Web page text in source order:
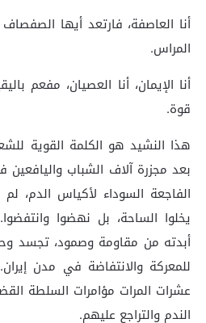
أنا العاصفة، فارتعد أيها
المراس.
أنا الإيمان، أنا العصيان، مفعم
قوة.
هذا النشيد هو الكلمة القوية
بعد مجزرة آلاف الشباب واليافعين
الفاجعة السوداء لأكياس الدم،
يخلوا الساحة، بل نهضوا
أبدته من مقاومة وصمود، تجسد
للمعركة والانتفاضة في مدن
عشرات المرات مؤامرات السلطة
الندم والتراجع عليهم.